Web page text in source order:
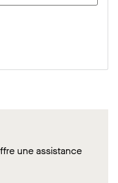
une assistance